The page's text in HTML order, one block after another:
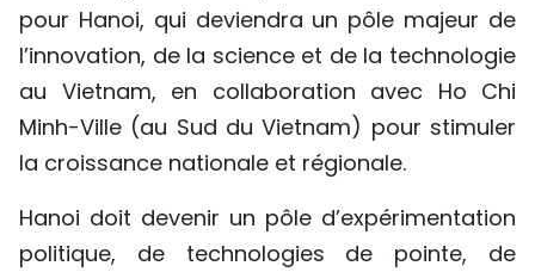
pour Hanoi, qui deviendra un pôle majeur de
l’innovation, de la science et de la technologie
au Vietnam, en collaboration avec Ho Chi
Minh-Ville (au Sud du Vietnam) pour stimuler
la croissance nationale et régionale.
Hanoi doit devenir un pôle d’expérimentation
politique, de technologies de pointe, de